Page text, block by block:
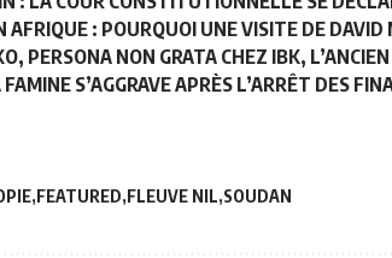
AFRIQUE : POURQUOI UNE VISITE DE DAVID
PERSONA NON GRATA CHEZ IBK,
S’AGGRAVE APRÈS L’ARRÊT DES
FEATURED FLEUVE NIL SOUDAN